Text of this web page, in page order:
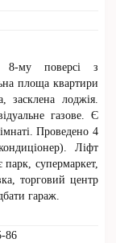
8-му поверсі з
площа квартири
засклена лоджія.
газове. Є
Проведено 4
Ліфт
супермаркет,
торговий центр
гараж.
86